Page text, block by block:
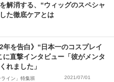
解消する、“ウィッグのスペシャ
た徹底ケアとは
2年を告白》“日本一のコスプレイ
に直撃インタビュー「彼がメンタ
れました」
ライン」特集班 2021/07/01